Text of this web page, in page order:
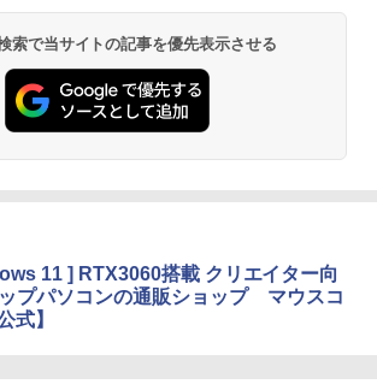
索で当サイトの記事を優先表示させる
11 ] RTX3060搭載 クリエイター向
プパソコンの通販ショップ マウスコ
式】